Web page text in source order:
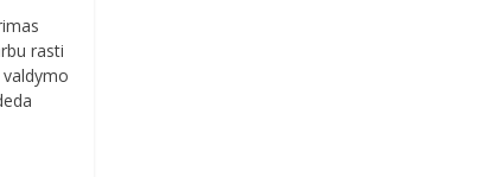
rasti